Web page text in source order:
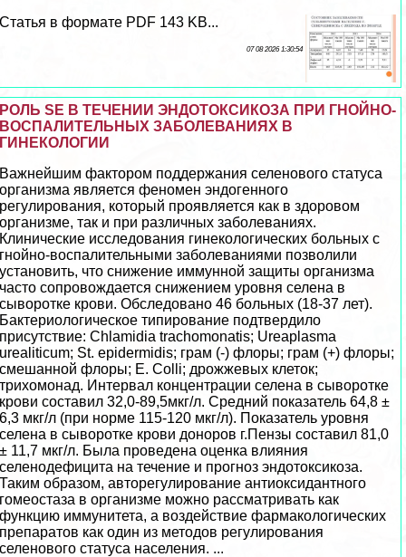
Статья в формате PDF 143 KB...
07 08 2026 1:30:54
РОЛЬ SE В ТЕЧЕНИИ ЭНДОТОКСИКОЗА ПРИ ГНОЙНО-
ВОСПАЛИТЕЛЬНЫХ ЗАБОЛЕВАНИЯХ В
ГИНЕКОЛОГИИ
Важнейшим фактором поддержания селенового статуса
организма является феномен эндогенного
регулирования, который проявляется как в здоровом
организме, так и при различных заболеваниях.
Клинические исследования гинекологических больных с
гнойно-воспалительными заболеваниями позволили
установить, что снижение иммунной защиты организма
часто сопровождается снижением уровня селена в
сыворотке крови. Обследовано 46 больных (18-37 лет).
Бактериологическое типирование подтвердило
присутствие: Chlamidia trachomonatis; Ureaplasma
urealiticum; St. epidermidis; грам (-) флоры; грам (+) флоры;
смешанной флоры; E. Colli; дрожжевых клеток;
трихомонад. Интервал концентрации селена в сыворотке
крови составил 32,0-89,5мкг/л. Средний показатель 64,8 ±
6,3 мкг/л (при норме 115-120 мкг/л). Показатель уровня
селена в сыворотке крови доноров г.Пензы составил 81,0
± 11,7 мкг/л. Была проведена оценка влияния
селенодефицита на течение и прогноз эндотоксикоза.
Таким образом, авторегулирование антиоксидантного
гомеостаза в организме можно рассматривать как
функцию иммунитета, а воздействие фармакологических
препаратов как один из методов регулирования
селенового статуса населения. ...